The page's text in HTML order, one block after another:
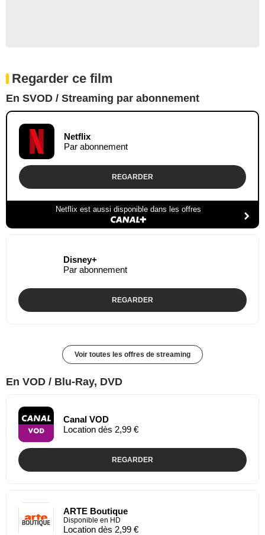
Regarder ce film
En SVOD / Streaming par abonnement
Netflix
Par abonnement
REGARDER
Netflix est aussi disponible dans les offres
Disney+
Par abonnement
REGARDER
Voir toutes les offres de streaming
En VOD / Blu-Ray, DVD
Canal VOD
Location dès 2,99 €
REGARDER
ARTE Boutique
Disponible en HD
Location dès 2,99 €